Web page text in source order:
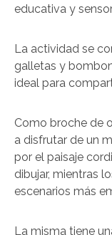
educativa y
La actividad se
galletas y
ideal para
Como broche de
a disfrutar de un
por el paisaje
dibujar, mientras
escenarios más
La misma tiene